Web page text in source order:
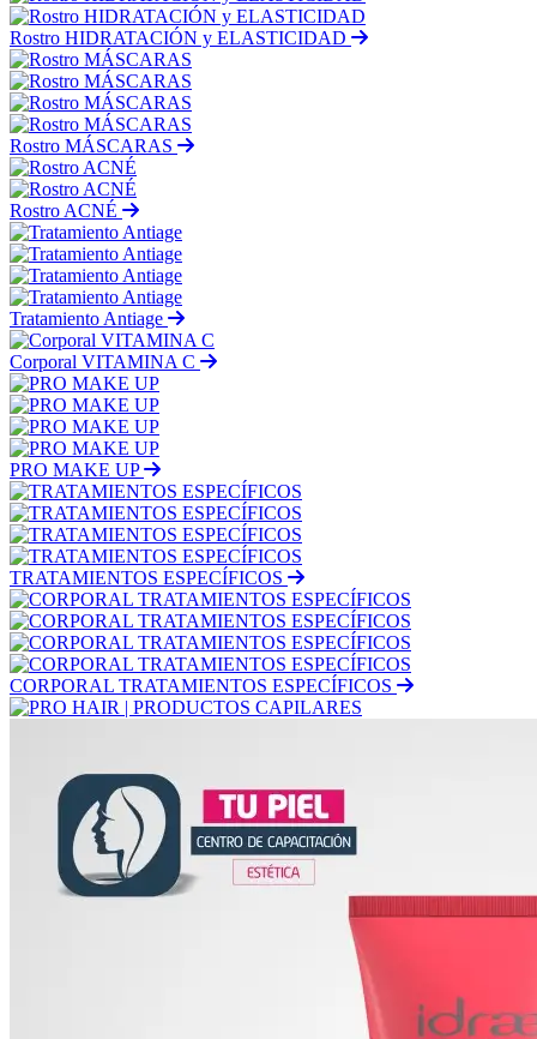
Rostro HIDRATACIÓN y ELASTICIDAD
Rostro MÁSCARAS
Rostro ACNÉ
Tratamiento Antiage
Corporal VITAMINA C
PRO MAKE UP
TRATAMIENTOS ESPECÍFICOS
CORPORAL TRATAMIENTOS ESPECÍFICOS